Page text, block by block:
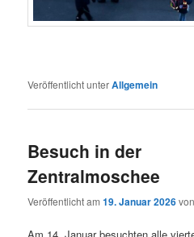
Veröffentlicht unterAllgemein
Besuch in der
Zentralmoschee
Veröffentlicht am19. Januar 2026